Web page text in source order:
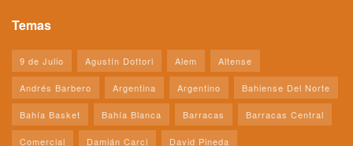
Temas
9 de Julio Agustín Dottori Alem Altense
Andrés Barbero Argentina Argentino Bahiense Del Norte
Bahía Basket Bahía Blanca Barracas Barracas Central
Comercial Damián Carci David Pineda